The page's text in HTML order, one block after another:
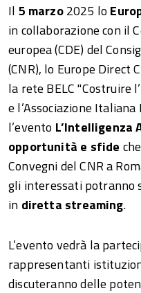
Il 5 marzo2025 lo
in collaborazione con il
europea (CDE) del
(CNR), lo Europe Direct
la rete BELC "Costruire
e l’Associazione
l’evento
opportunità e sfide
Convegni del CNR a
gli interessati potranno
in diretta streaming.
L’evento vedrà la
rappresentanti
discuteranno delle